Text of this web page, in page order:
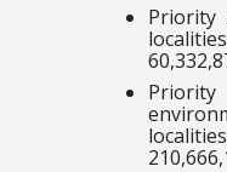
Priority